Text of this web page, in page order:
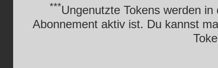
***Ungenutzte Tokens werden
Abonnement aktiv ist. Du kannst